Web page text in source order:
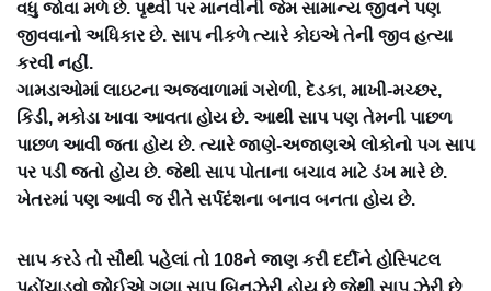
વધુ જોવા મળે છે. પૃથ્વી પર માનવીની જેમ સામાન્ય જીવને પણ
જીવવાનો અધિકાર છે. સાપ નીકળે ત્યારે કોઇએ તેની જીવ હત્યા
કરવી નહીં.
ગામડાઓમાં લાઇટના અજવાળામાં ગરોળી, દેડકા, માખી-મચ્છર,
કિડી, મકોડા ખાવા આવતા હોય છે. આથી સાપ પણ તેમની પાછળ
પાછળ આવી જતા હોય છે. ત્યારે જાણે-અજાણએ લોકોનો પગ સાપ
પર પડી જતો હોય છે. જેથી સાપ પોતાના બચાવ માટે ડંખ મારે છે.
ખેતરમાં પણ આવી જ રીતે સર્પદંશના બનાવ બનતા હોય છે.
સાપ કરડે તો સૌથી પહેલાં તો 108ને જાણ કરી દર્દીને હોસ્પિટલ
પહોંચાડવો જોઈએ ગણા સાપ બિનઝેરી હોય છે જેથી સાપ ઝેરી છે